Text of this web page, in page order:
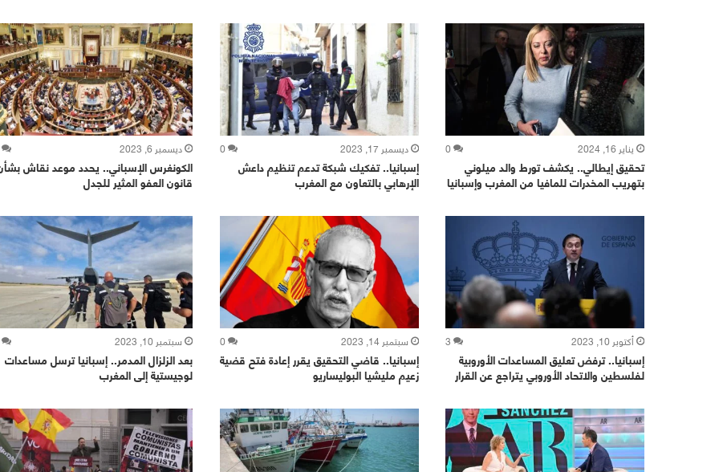
يناير 16, 2024 0
تحقيق إيطالي.. يكشف تورط والد ميلوني
بتهريب المخدرات للمافيا من المغرب وإسبانيا
ديسمبر 17, 2023 0
إسبانيا.. تفكيك شبكة تدعم تنظيم داعش
الإرهابي بالتعاون مع المغرب
ديسمبر 6, 2023
الكونغرس الإسباني.. يحدد موعد نقاش
قانون العفو المثير للجدل
أكتوبر 10, 2023 3
إسبانيا.. ترفض تعليق المساعدات الأوروبية
لفلسطين والاتحاد الأوروبي يتراجع عن القرار
سبتمبر 14, 2023 0
إسبانيا.. قاضي التحقيق يقرر إعادة فتح قضية
زعيم مليشيا البوليساريو
سبتمبر 10, 2023
بعد الزلزال المدمر.. إسبانيا ترسل مساعدات
لوجيستية إلى المغرب